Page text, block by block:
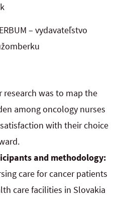
– vydavateľstvo
research was to map the
among oncology nurses
with their choice
and methodology:
care for cancer patients
care facilities in Slovakia